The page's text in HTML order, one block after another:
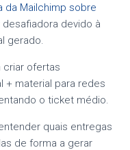
da Mailchimp sobre
devido à
gerado.
criar ofertas
+ material para redes
o ticket médio.
quais entregas
de forma a gerar